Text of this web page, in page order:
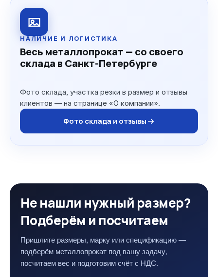
НАЛИЧИЕ И ЛОГИСТИКА
Весь металлопрокат — со своего
склада в Санкт-Петербурге
Фото склада, участка резки в размер и отзывы
клиентов — на странице «О компании».
Фото склада и отзывы
Не нашли нужный размер?
Подберём и посчитаем
Пришлите размеры, марку или спецификацию —
подберём металлопрокат под вашу задачу,
посчитаем вес и подготовим счёт с НДС.